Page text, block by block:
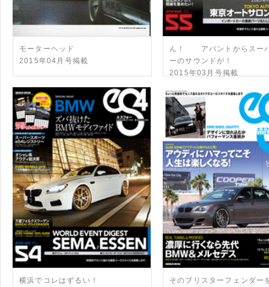
モーターヘッド
2015年04月号掲載
ん！ アバントからスー
ーのサウンドが！
2015年03月号掲載
横浜でコレはずるい！
そのブリスターフェンダー